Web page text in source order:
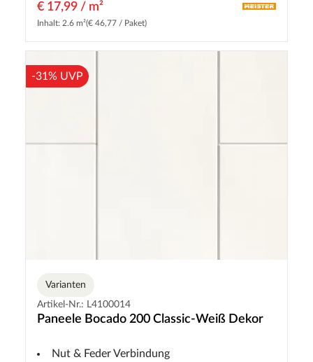
€ 17,99 / m²
Inhalt: 2.6 m²(€ 46,77 / Paket)
-31% UVP
Varianten
Artikel-Nr.: L4100014
Paneele Bocado 200 Classic-Weiß Dekor
Nut & Feder Verbindung